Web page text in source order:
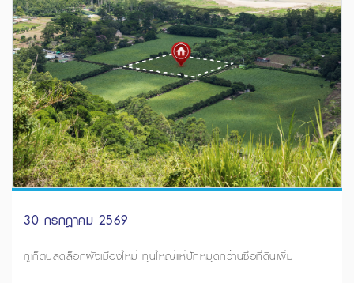
30 กรกฎาคม 2569
ภูเก็ตปลดล็อกผังเมืองใหม่ ทุนใหญ่แห่ปักหมุดกว้านซื้อที่ดินเพิ่ม